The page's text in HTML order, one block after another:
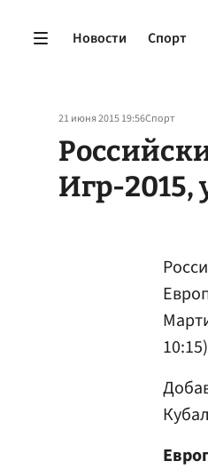
Новости Спорт
21 июня 2015 19:56Спорт
Игр-2015,